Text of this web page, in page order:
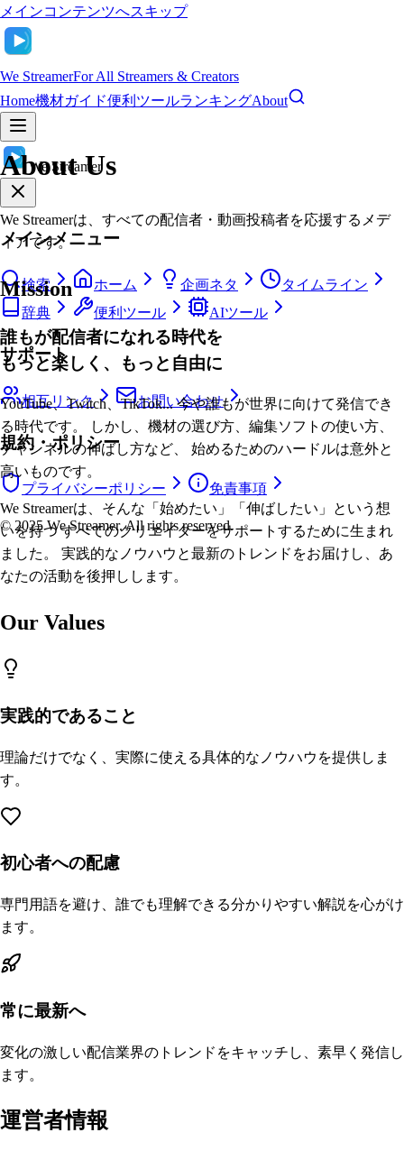
メインコンテンツへスキップ
We StreamerFor All Streamers & Creators
Home機材ガイド便利ツールランキングAbout
We Streamer
メインメニュー
検索 ホーム 企画ネタ
タイムライン
辞典
便利ツール AIツール
サポート
相互リンク お問い合わせ
規約・ポリシー
プライバシーポリシー 免責事項
© 2025 We Streamer. All rights reserved.
About Us
We Streamerは、すべての配信者・動画投稿者を応援するメデ
ィアです。
Mission
誰もが配信者になれる時代を
もっと楽しく、もっと自由に
YouTube、Twitch、TikTok... 今や誰もが世界に向けて発信でき
る時代です。 しかし、機材の選び方、編集ソフトの使い方、
チャンネルの伸ばし方など、 始めるためのハードルは意外と
高いものです。
We Streamerは、そんな「始めたい」「伸ばしたい」という想
いを持つ すべてのクリエイターをサポートするために生まれ
ました。 実践的なノウハウと最新のトレンドをお届けし、あ
なたの活動を後押しします。
Our Values
実践的であること
理論だけでなく、実際に使える具体的なノウハウを提供しま
す。
初心者への配慮
専門用語を避け、誰でも理解できる分かりやすい解説を心がけ
ます。
常に最新へ
変化の激しい配信業界のトレンドをキャッチし、素早く発信し
ます。
運営者情報